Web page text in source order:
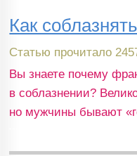
Как
Статью прочитало
Вы знаете почему
в соблазнении?
но мужчины бывают